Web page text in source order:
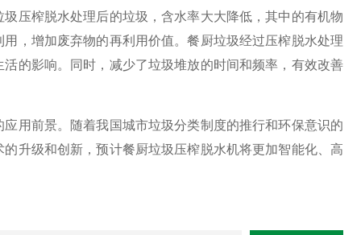
压榨脱水处理后的垃圾，含水率大大降低，其中的有机物
，增加废弃物的再利用价值。餐厨垃圾经过压榨脱水处理
的影响。同时，减少了垃圾堆放的时间和频率，有效改善
前景。随着我国城市垃圾分类制度的推行和环保意识的
升级和创新，预计餐厨垃圾压榨脱水机将更加智能化、高